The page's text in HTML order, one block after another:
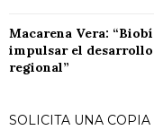
Macarena Vera:
impulsar el
regional”
SOLICITA UNA COPIA